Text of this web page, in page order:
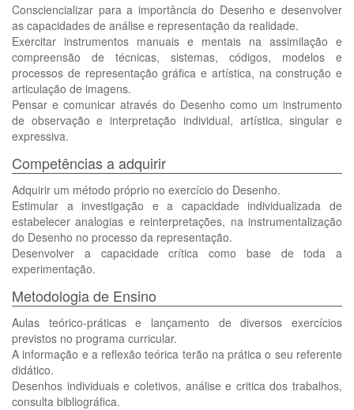
Consciencializar para a importância do Desenho e desenvolver
as capacidades de análise e representação da realidade.
Exercitar instrumentos manuais e mentais na assimilação e
compreensão de técnicas, sistemas, códigos, modelos e
processos de representação gráfica e artística, na construção e
articulação de imagens.
Pensar e comunicar através do Desenho como um instrumento
de observação e interpretação individual, artística, singular e
expressiva.
Competências a adquirir
Adquirir um método próprio no exercício do Desenho.
Estimular a investigação e a capacidade individualizada de
estabelecer analogias e reinterpretações, na instrumentalização
do Desenho no processo da representação.
Desenvolver a capacidade crítica como base de toda a
experimentação.
Metodologia de Ensino
Aulas teórico-práticas e lançamento de diversos exercícios
previstos no programa curricular.
A informação e a reflexão teórica terão na prática o seu referente
didático.
Desenhos individuais e coletivos, análise e critica dos trabalhos,
consulta bibliográfica.